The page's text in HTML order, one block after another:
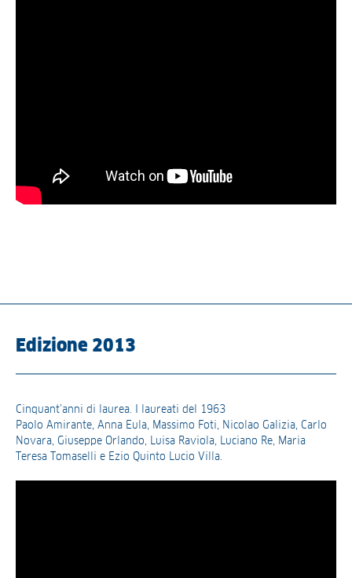
Edizione 2013
Cinquant’anni di laurea. I laureati del 1963
Paolo Amirante, Anna Eula, Massimo Foti, Nicolao Galizia, Carlo
Novara, Giuseppe Orlando, Luisa Raviola, Luciano Re, Maria
Teresa Tomaselli e Ezio Quinto Lucio Villa.